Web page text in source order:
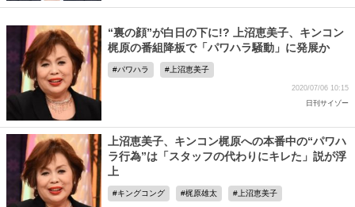
“裏の顔”が白日の下に!? 上沼恵美子、キンコン
梶原の番組降板で「パワハラ騒動」に発展か
パワハラ 上沼恵美子
2020/07/06 10:15
日刊サイゾー
上沼恵美子、キンコン梶原への本番中の“パワハ
ラ行為”は「スタッフの代わりにキレた」説が浮
上
キングコング 梶原雄太 上沼恵美子